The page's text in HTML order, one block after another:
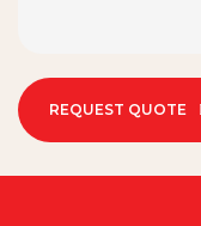
REQUEST QUOTE